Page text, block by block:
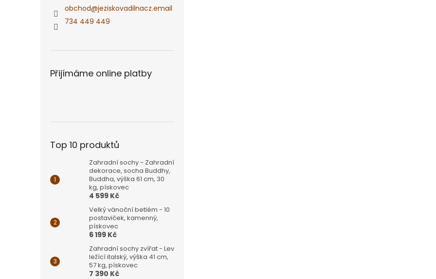
obchod@jeziskovadilnacz.email
734 449 449
Přijímáme online platby
Top 10 produktů
Zahradní sochy - Zahradní
dekorace, socha Buddhy,
Buddha, výška 61 cm, 30
kg, pískovec
4 599 Kč
Velký vánoční betlém - 10
postaviček, kamenný,
pískovec
6 199 Kč
Zahradní sochy zvířat - Lev
ležící italský, výška 41 cm,
57 kg, pískovec
7 390 Kč